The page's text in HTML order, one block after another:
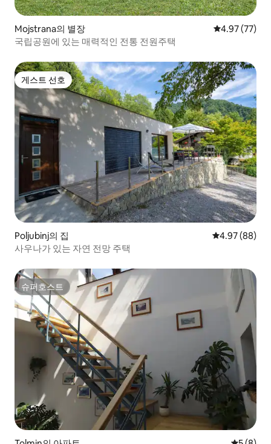
Mojstrana의 별장 평점 4.97점(5
4.97 (77)
국립공원에 있는 매력적인 전통 전원주택
게스트 선호
게스트 선호
Poljubinj의 집 평점 4.97점(5
4.97 (88)
사우나가 있는 자연 전망 주택
슈퍼호스트
슈퍼호스트